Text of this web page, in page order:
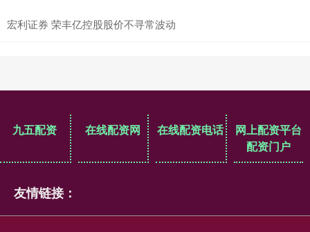
宏利证券 荣丰亿控股股价不寻常波动
九五配资 在线配资网 在线配资电话
网上配资平台
配资门户
友情链接：